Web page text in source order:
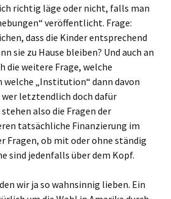
richtig läge oder nicht, falls man
veröffentlicht. Frage:
dass die Kinder entsprechend
sie zu Hause bleiben? Und auch an
die weitere Frage, welche
welche „Institution“ dann davon
letztendlich doch dafür
also die Fragen der
tatsächliche Finanzierung im
Fragen, ob mit oder ohne ständig
sind jedenfalls über dem Kopf.
wir ja so wahnsinnig lieben. Ein